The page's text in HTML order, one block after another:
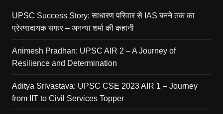
UPSC Success Story: साधारण परिवार से IAS बनने तक का
प्रेरणादायक सफर – अनन्या शर्मा की कहानी
Animesh Pradhan: UPSC AIR 2 – A Journey of
Resilience and Determination
Aditya Srivastava: UPSC CSE 2023 AIR 1 – Journey
from IIT to Civil Services Topper